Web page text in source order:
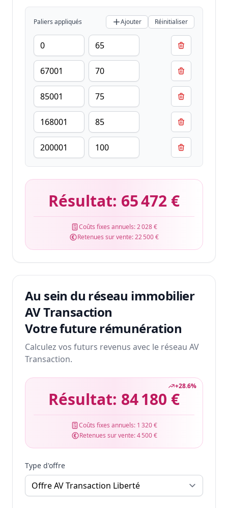
Paliers appliqués Ajouter Réinitialiser
Résultat: 65 472 €
Coûts fixes annuels:2 028 €
Retenues sur vente:22 500 €
Au sein du réseau immobilier
AV Transaction
Votre future rémunération
Calculez vos futurs revenus avec le réseau AV
Transaction.
+28.6%
Résultat: 84 180 €
Coûts fixes annuels: 1 320 €
Retenues sur vente:4 500 €
Type d'offre